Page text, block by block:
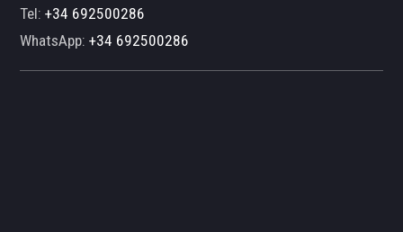
Tel:+34 692500286
WhatsApp:+34 692500286